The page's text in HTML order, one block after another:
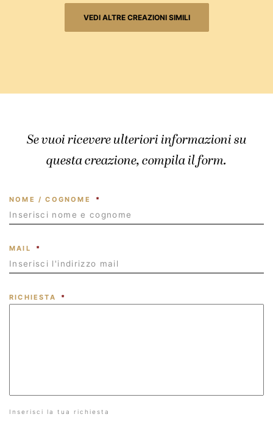
VEDI ALTRE CREAZIONI SIMILI
Se vuoi ricevere ulteriori informazioni su
questa creazione, compila il form.
NOME / COGNOME *
MAIL *
RICHIESTA *
Inserisci la tua richiesta